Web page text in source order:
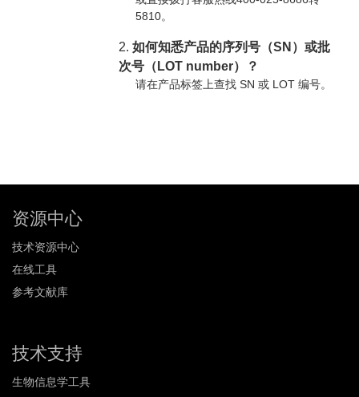
5810。
2.如何知悉产品的序列号（SN）或批
次号（LOT number）？
请在产品标签上查找 SN 或 LOT 编号。
资源中心
技术资源中心
在线工具
参考文献库
技术支持
生物信息学工具